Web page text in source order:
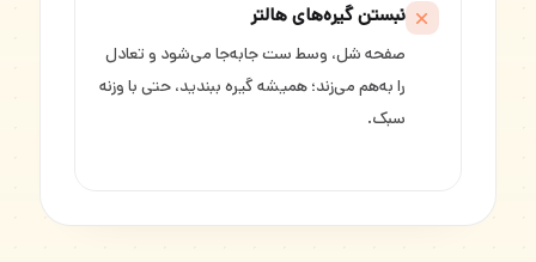
نبستن گیره‌های هالتر
صفحه شل، وسط ست جابه‌جا می‌شود و تعادل
را به‌هم می‌زند؛ همیشه گیره ببندید، حتی با وزنه
سبک.